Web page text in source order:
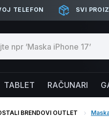
TELEFON SVI
TABLET RAČUNARI
BRENDOVI OUTLET